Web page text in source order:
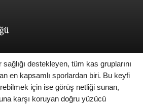
destekleyen, tüm kas gruplarını
en kapsamlı sporlardan biri. Bu keyfi
için ise görüş netliği sunan,
karşı koruyan doğru yüzücü